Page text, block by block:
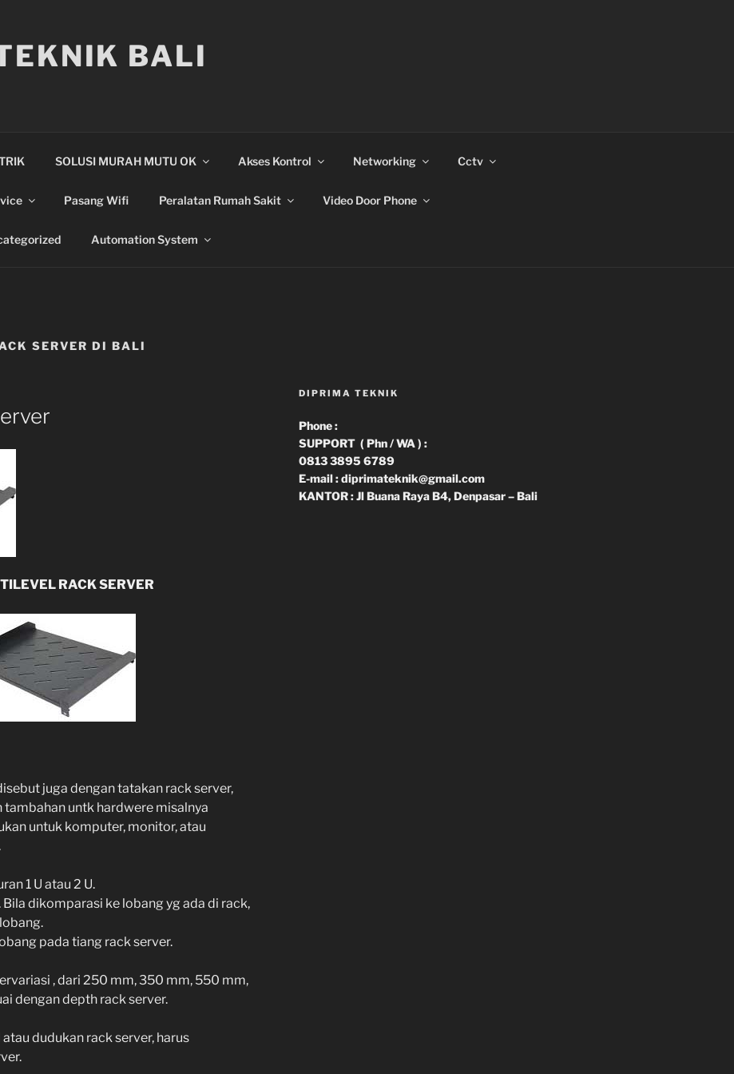
BALI
SOLUSI MURAH MUTU OK Akses Kontrol Networking Cctv
Pasang Wifi Peralatan Rumah Sakit Video Door Phone
Automation System
SERVER DI BALI
RACK SERVER
juga dengan tatakan rack server,
untk hardwere misalnya
untuk komputer, monitor, atau
1 U atau 2 U.
Bila dikomparasi ke lobang yg ada di rack,
pada tiang rack server.
, dari 250 mm, 350 mm, 550 mm,
dengan depth rack server.
dudukan rack server, harus
DIPRIMA TEKNIK
Phone :
SUPPORT ( Phn / WA ) :
0813 3895 6789
E-mail : diprimateknik@gmail.com
KANTOR : Jl Buana Raya B4, Denpasar – Bali